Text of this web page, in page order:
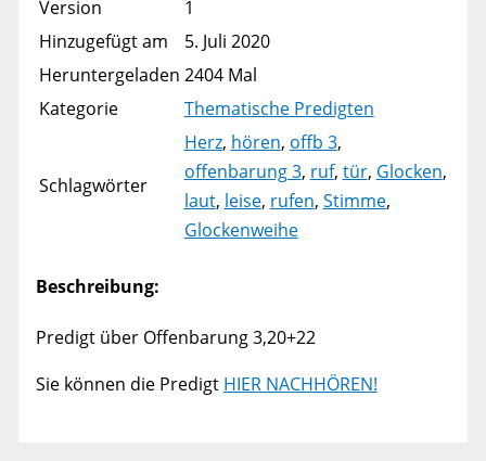
Version
1
Hinzugefügt am
5. Juli 2020
Heruntergeladen 2404 Mal
Kategorie
Thematische Predigten
Schlagwörter
Herz, hören, offb 3,
offenbarung 3, ruf, tür, Glocken,
laut, leise, rufen, Stimme,
Glockenweihe
Beschreibung:
Predigt über Offenbarung 3,20+22
Sie können die Predigt HIER NACHHÖREN!